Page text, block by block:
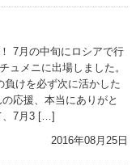
7月の中旬にロシアで行
ュメニに出場しました。
負けを必ず次に活かした
応援、本当にありがと
、7月3 […]
2016年08月25日